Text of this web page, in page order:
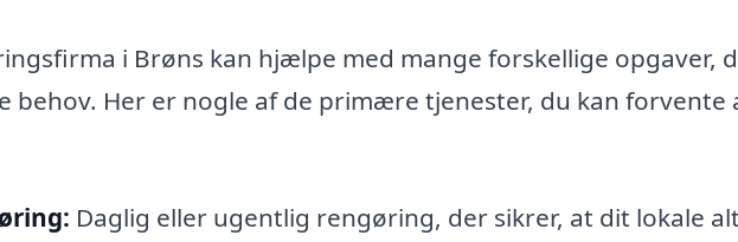
i Brøns kan hjælpe med mange forskellige opgaver,
behov. Her er nogle af de primære tjenester, du kan forvente
Daglig eller ugentlig rengøring, der sikrer, at dit lokale